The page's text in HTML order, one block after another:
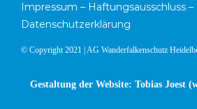
Impressum – Haftungsausschluss –
Datenschutzerklärung
© Copyright 2021 | AG Wanderfalkenschutz
Gestaltung der Website: Tobias Joest (